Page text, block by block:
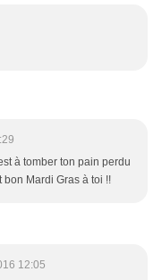
à tomber ton pain perdu
Mardi Gras à toi !!
12:05